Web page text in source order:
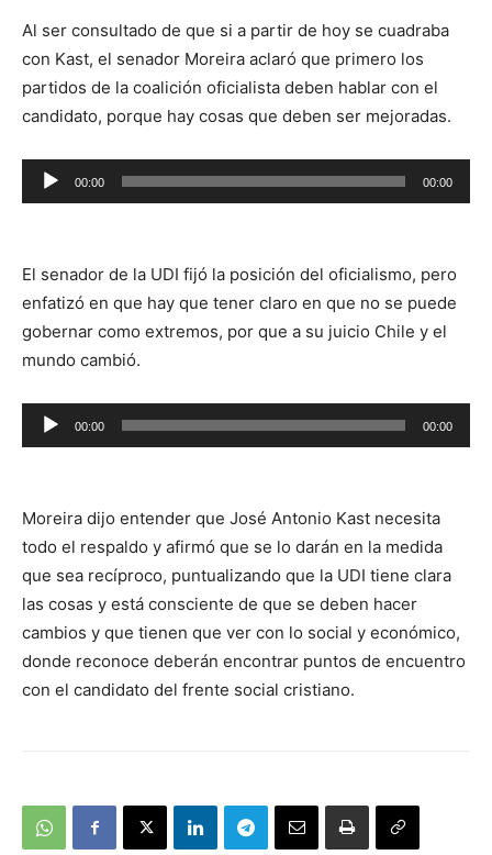
Al ser consultado de que si a partir de hoy se cuadraba
con Kast, el senador Moreira aclaró que primero los
partidos de la coalición oficialista deben hablar con el
candidato, porque hay cosas que deben ser mejoradas.
Reproductor
de
00:00 00:00
El senador de la UDI fijó la posición del oficialismo, pero
enfatizó en que hay que tener claro en que no se puede
gobernar como extremos, por que a su juicio Chile y el
mundo cambió.
Reproductor
de
00:00 00:00
Moreira dijo entender que José Antonio Kast necesita
todo el respaldo y afirmó que se lo darán en la medida
que sea recíproco, puntualizando que la UDI tiene clara
las cosas y está consciente de que se deben hacer
cambios y que tienen que ver con lo social y económico,
donde reconoce deberán encontrar puntos de encuentro
con el candidato del frente social cristiano.